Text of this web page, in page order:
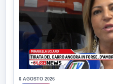
6 AGOSTO 2026